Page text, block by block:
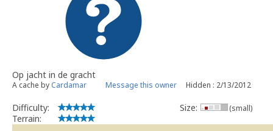
Op jacht in de gracht
A cache by Cardamar Message this owner Hidden : 2/13/2012
Difficulty:
Terrain:
Size: (small)